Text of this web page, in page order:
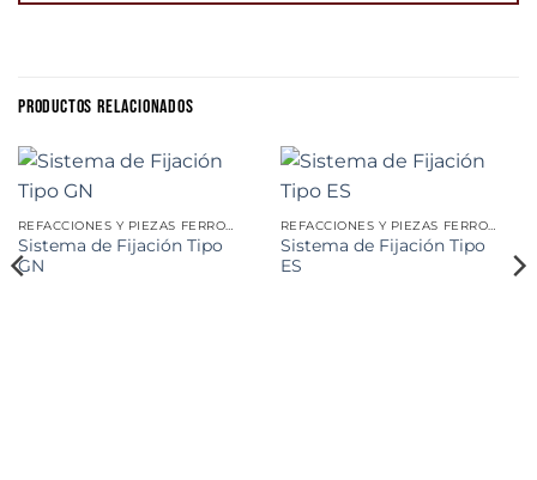
PRODUCTOS RELACIONADOS
Sistema de Fijación Tipo
GN
Sistema de Fijación Tipo
ES